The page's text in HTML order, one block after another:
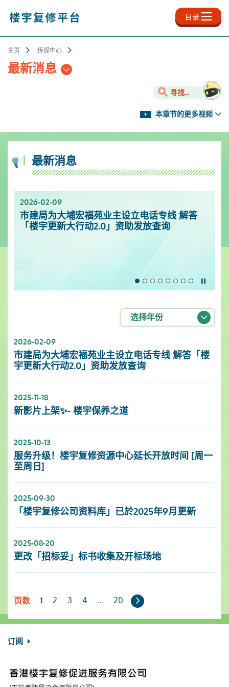
内
目录
主页 传媒中心
最新消息
寻找...
本章节的更多视频
最新消息
2026-02-09
市建局为大埔宏福苑业主设立电话专线 解答
「楼宇更新大行动2.0」资助发放查询
2025-11-18
新影片上架✨- 楼宇保养之道
2025-10-13
服务升级！楼宇复修资源中心延长开放时间
[周一至周日]
2025-09-30
「楼宇复修公司资料库」已於2025年9月更新
2025-06-27
「楼宇复修公司资料库」已於2025年6月更新
2025-03-25
「楼宇复修公司资料库」已於2025年3月更新
2025-01-10
市区更新电视特辑
2024-12-31
「楼宇复修公司资料库」已於2024年12月更新
选择年份
2026-02-09
市建局为大埔宏福苑业主设立电话专线 解答「楼
宇更新大行动2.0」资助发放查询
2025-11-18
新影片上架✨- 楼宇保养之道
2025-10-13
服务升级！楼宇复修资源中心延长开放时间 [周一
至周日]
2025-09-30
「楼宇复修公司资料库」已於2025年9月更新
2025-08-20
更改「招标妥」标书收集及开标场地
页数 1 2 3 4 ... 20
下
页
订阅